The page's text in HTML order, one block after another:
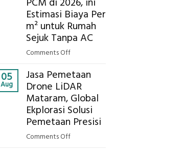
Global
Ekplorasi.Menggunakan
Alat
untuk
Hasil
Akurat
Estimasi Biaya Per
m² untuk Rumah
Sejuk Tanpa AC
Comments Offon
Harga
Panel
Bambu
Bio-
PCM
05
Aug
Jasa Pemetaan
Drone LiDAR
Mataram, Global
Ekplorasi Solusi
Pemetaan Presisi
Comments Offon